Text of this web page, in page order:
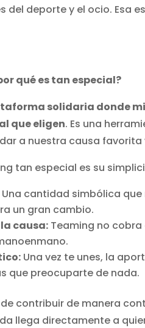
del deporte y el ocio. Esa
qué es tan especial?
solidaria donde
que eligen. Es una
a nuestra causa
tan especial es su
Una cantidad simbólica
un gran cambio.
causa: Teaming no
Una vez te unes, la
que preocuparte de nada.
contribuir de manera
llega directamente a